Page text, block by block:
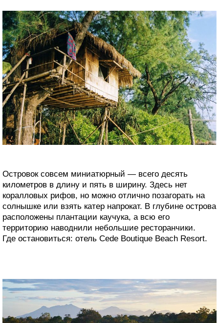
Островок совсем миниатюрный — всего десять
километров в длину и пять в ширину. Здесь нет
коралловых рифов, но можно отлично позагорать на
солнышке или взять катер напрокат. В глубине острова
расположены плантации каучука, а всю его
территорию наводнили небольшие ресторанчики.
Где остановиться: отель Cede Boutique Beach Resort.